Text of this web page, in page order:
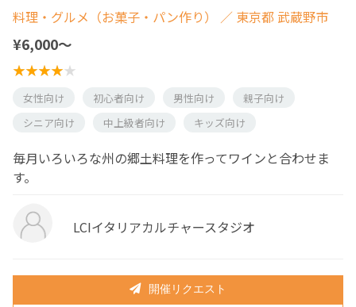
料理・グルメ（お菓子・パン作り） ／ 東京都 武蔵野市
¥6,000〜
女性向け 初心者向け 男性向け
親子向け
シニア向け
中上級者向け キッズ向け
毎月いろいろな州の郷土料理を作ってワインと合わせま
す。
LCIイタリアカルチャースタジオ
開催リクエスト